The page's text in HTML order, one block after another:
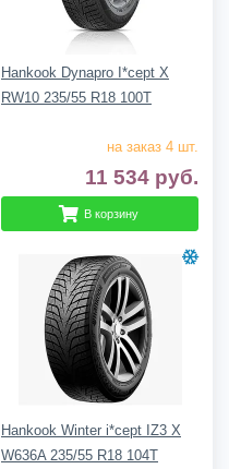
Hankook Dynapro I*cept X
RW10 235/55 R18 100T
на заказ 4 шт.
11 534 руб.
В корзину
Hankook Winter i*cept IZ3 X
W636A 235/55 R18 104T